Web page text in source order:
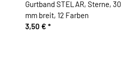
Gurtband STELAR, Sterne, 30
mm breit, 12 Farben
3,50 € *